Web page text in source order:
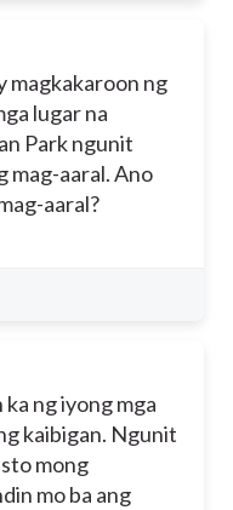
magkakaroon ng
lugar na
Park ngunit
mag-aaral. Ano
aaral?
ng iyong mga
kaibigan. Ngunit
mong
mo ba ang